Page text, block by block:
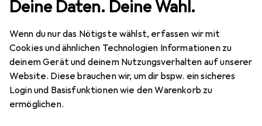
Deine Daten. Deine Wahl.
Wenn du nur das Nötigste wählst, erfassen wir mit
Cookies und ähnlichen Technologien Informationen zu
deinem Gerät und deinem Nutzungsverhalten auf unserer
Website. Diese brauchen wir, um dir bspw. ein sicheres
Login und Basisfunktionen wie den Warenkorb zu
ermöglichen.
Barth & BauerSKIN Lesezeichen
MARK Gr.L.Sartorius
EUR
10,10